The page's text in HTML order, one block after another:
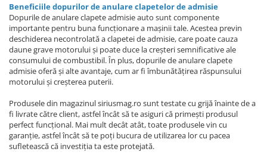
Beneficiile dopurilor de anulare clapetelor de admisie
Dopurile de anulare clapete admisie auto sunt componente
importante pentru buna funcționare a mașinii tale. Acestea previn
deschiderea necontrolată a clapetei de admisie, care poate cauza
daune grave motorului și poate duce la creșteri semnificative ale
consumului de combustibil. În plus, dopurile de anulare clapete
admisie oferă și alte avantaje, cum ar fi îmbunătățirea răspunsului
motorului și creșterea puterii.
Produsele din magazinul siriusmag.ro sunt testate cu grijă înainte de a
fi livrate către client, astfel încât să te asiguri că primești produsul
perfect funcțional. Mai mult decât atât, toate produsele vin cu
garanție, astfel încât să te poți bucura de utilizarea lor cu pacea
sufletească că investiția ta este protejată.